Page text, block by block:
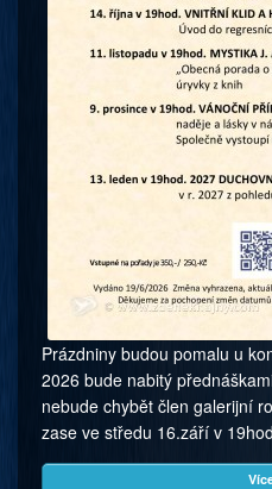
Prázdniny budou pomalu u
2026 bude nabitý
nebude chybět člen galerijní
zase ve středu 16.září v